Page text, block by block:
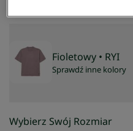
Fioletowy • RYI
Sprawdź inne kolory
Wybierz Swój Rozmiar